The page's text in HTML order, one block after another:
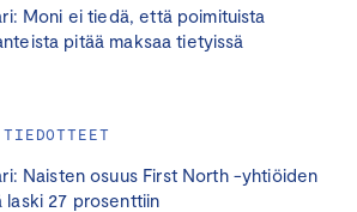
Moni ei tiedä, että poimituista
pitää maksaa tietyissä
Naisten osuus First North -yhtiöiden
laski 27 prosenttiin